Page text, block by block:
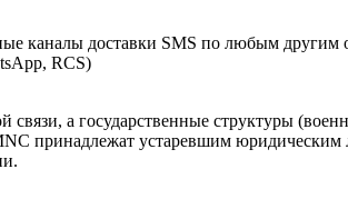
каналы доставки SMS по любым
RCS)
связи, а государственные структуры
принадлежат устаревшим